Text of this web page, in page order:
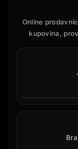
Online
kupovina,